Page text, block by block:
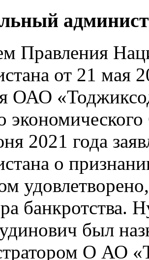
Правления
от 21 мая
ОАО
2021 года
о
банкротства.
был
О АО